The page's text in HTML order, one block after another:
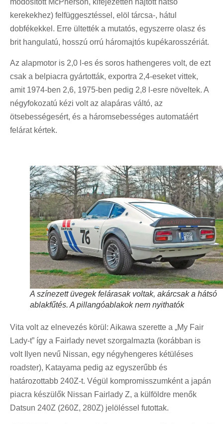
módosított McPherson, kifejezetten hajtott hátsó
kerekekhez) felfüggesztéssel, elöl tárcsa-, hátul
dobfékekkel. Erre ültették a mutatós, egyszerre olasz és
brit hangulatú, hosszú orrú háromajtós kupékarosszériát.
Az alapmotor is 2,0 l-es és soros hathengeres volt, de ezt
csak a belpiacra gyártották, exportra 2,4-eseket vittek,
amit 1974-ben 2,6, 1975-ben pedig 2,8 l-esre növeltek. A
négyfokozatú kézi volt az alapáras váltó, az
ötsebességesért, és a háromsebességes automatáért
felárat kértek.
A színezett üvegek felárasak voltak, akárcsak a hátsó
ablakfűtés. A pillangóablakok nem nyithatók
Vita volt az elnevezés körül: Aikawa szerette a „My Fair
Lady-t” így a Fairlady nevet szorgalmazta (korábban is
volt Ilyen nevű Nissan, egy négyhengeres kétüléses
roadster), Katayama pedig az egyszerűbb és
határozottabb 240Z-t. Végül kompromisszumként a japán
piacra készülők Nissan Fairlady Z, a külföldre menők
Datsun 240Z (260Z, 280Z) jelöléssel futottak.